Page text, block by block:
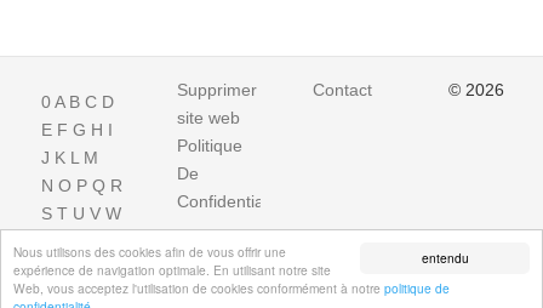
entendu
Nous utilisons des cookies afin de vous offrir une
expérience de navigation optimale. En utilisant notre site
Web, vous acceptez l'utilisation de cookies conformément à notre politique de
0A B C D
E F G H I
J K L M
N O P Q R
S T U V W
Supprimer
site web
Politique
De
Confidentialite
Contact © 2026